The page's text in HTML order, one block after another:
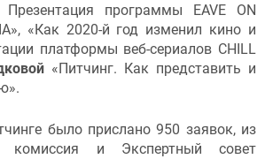
программы EAVE ON
«Как 2020-й год изменил кино и
платформы веб-сериалов CHILL
«Питчинг. Как представить и
было прислано 950 заявок, из
комиссия и Экспертный совет